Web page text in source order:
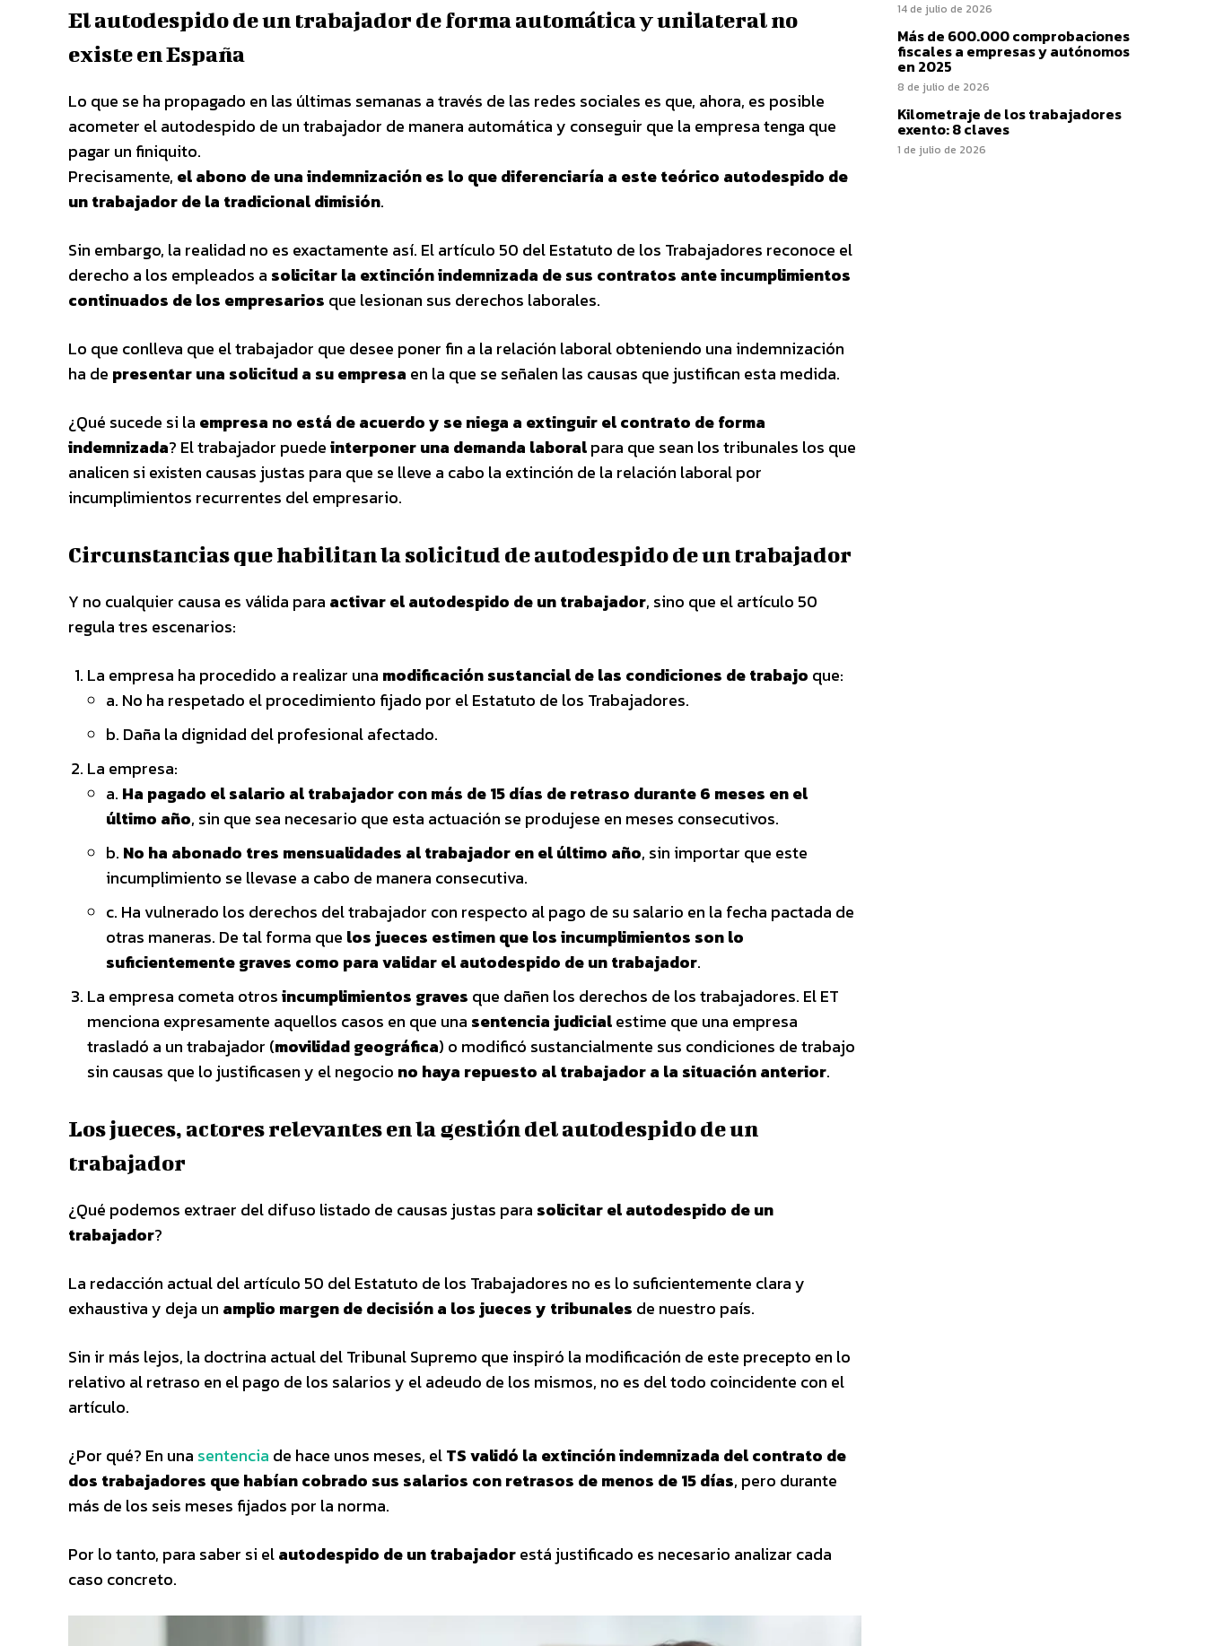
El autodespido de un trabajador de forma automática y unilateral no
existe en España
Lo que se ha propagado en las últimas semanas a través de las redes sociales es que, ahora, es posible
acometer el autodespido de un trabajador de manera automática y conseguir que la empresa tenga que
pagar un finiquito.
Precisamente, el abono de una indemnización es lo que diferenciaría a este teórico autodespido de
un trabajador de la tradicional dimisión.
Sin embargo, la realidad no es exactamente así. El artículo 50 del Estatuto de los Trabajadores reconoce el
derecho a los empleados a solicitar la extinción indemnizada de sus contratos ante incumplimientos
continuados de los empresarios que lesionan sus derechos laborales.
Lo que conlleva que el trabajador que desee poner fin a la relación laboral obteniendo una indemnización
ha de presentar una solicitud a su empresa en la que se señalen las causas que justifican esta medida.
¿Qué sucede si la empresa no está de acuerdo y se niega a extinguir el contrato de forma
indemnizada? El trabajador puedeinterponer una demanda laboralpara que sean los tribunales los que
analicen si existen causas justas para que se lleve a cabo la extinción de la relación laboral por
incumplimientos recurrentes del empresario.
Circunstancias que habilitan la solicitud de autodespido de un trabajador
Y no cualquier causa es válida para activar el autodespido de un trabajador, sino que el artículo 50
regula tres escenarios:
La empresa ha procedido a realizar una modificación sustancial de las condiciones de trabajo que:
a. No ha respetado el procedimiento fijado por el Estatuto de los Trabajadores.
b. Daña la dignidad del profesional afectado.
La empresa:
a. Ha pagado el salario al trabajador con más de 15 días de retraso durante 6 meses en el
último año, sin que sea necesario que esta actuación se produjese en meses consecutivos.
b. No ha abonado tres mensualidades al trabajador en el último año, sin importar que este
incumplimiento se llevase a cabo de manera consecutiva.
c. Ha vulnerado los derechos del trabajador con respecto al pago de su salario en la fecha pactada de
otras maneras. De tal forma que los jueces estimen que los incumplimientos son lo
suficientemente graves como para validar el autodespido de un trabajador.
La empresa cometa otrosincumplimientos graves que dañen los derechos de los trabajadores. El ET
menciona expresamente aquellos casos en que una sentencia judicialestime que una empresa
trasladó a un trabajador (movilidad geográfica) o modificó sustancialmente sus condiciones de trabajo
sin causas que lo justificasen y el negocio no haya repuesto al trabajador a la situación anterior.
Los jueces, actores relevantes en la gestión del autodespido de un
trabajador
¿Qué podemos extraer del difuso listado de causas justas para solicitar el autodespido de un
trabajador?
La redacción actual del artículo 50 del Estatuto de los Trabajadores no es lo suficientemente clara y
exhaustiva y deja un amplio margen de decisión a los jueces y tribunales de nuestro país.
Sin ir más lejos, la doctrina actual del Tribunal Supremo que inspiró la modificación de este precepto en lo
relativo al retraso en el pago de los salarios y el adeudo de los mismos, no es del todo coincidente con el
artículo.
¿Por qué? En una sentencia de hace unos meses, elTS validó la extinción indemnizada del contrato de
dos trabajadores que habían cobrado sus salarios con retrasos de menos de 15 días, pero durante
más de los seis meses fijados por la norma.
Por lo tanto, para saber si elautodespido de un trabajadorestá justificado es necesario analizar cada
caso concreto.
14 de julio de 2026
Más de 600.000 comprobaciones
fiscales a empresas y autónomos
en 2025
8 de julio de 2026
Kilometraje de los trabajadores
exento: 8 claves
1 de julio de 2026